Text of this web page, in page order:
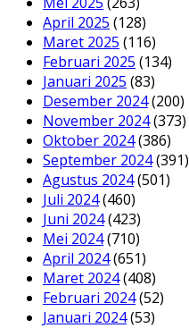
April 2025 (128)
Maret 2025 (116)
Februari 2025 (134)
Januari 2025 (83)
Desember 2024(200)
November 2024(373)
Oktober 2024(386)
September 2024(391)
Agustus 2024(501)
Juli 2024(460)
Juni 2024(423)
Mei 2024(710)
April 2024(651)
Maret 2024(408)
Februari 2024(52)
Januari 2024(53)